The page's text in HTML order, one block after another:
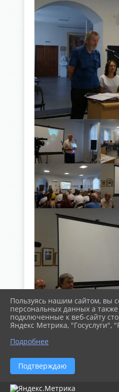
Пользуясь нашим сайтом, вы
персональных данных а
подключенные к веб-сайту
Яндекс Метрика, "Госуслуги",
Подробнее
Подтверждаю